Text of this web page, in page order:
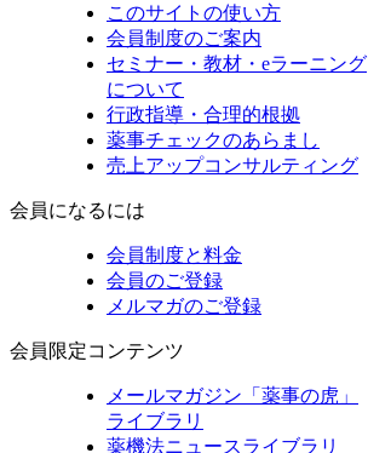
このサイトの使い方
会員制度のご案内
セミナー・教材・eラーニング
について
行政指導・合理的根拠
薬事チェックのあらまし
売上アップコンサルティング
会員になるには
会員制度と料金
会員のご登録
メルマガのご登録
会員限定コンテンツ
メールマガジン「薬事の虎」
ライブラリ
薬機法ニュースライブラリ